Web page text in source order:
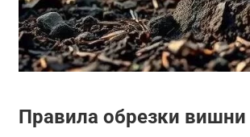
Правила обрезки